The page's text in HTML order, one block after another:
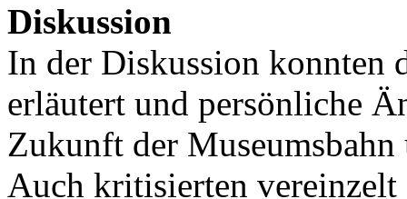
Diskussion
In der Diskussion konnten
erläutert und persönliche
Zukunft der
Auch kritisierten